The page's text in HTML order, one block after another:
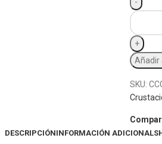
Añadir
SKU:
DESCRIPCIÓNINFORMACIÓN ADICIONAL